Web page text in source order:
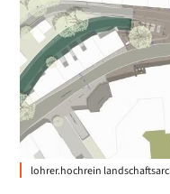
lohrer.hochrein